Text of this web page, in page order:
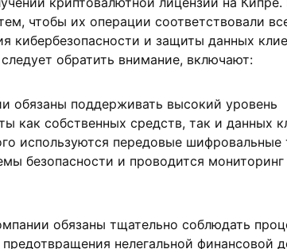
чтобы их операции соответствовали
кибербезопасности и защиты данных
обратить внимание, включают:
обязаны поддерживать высокий уровень
как собственных средств, так и данных
используются передовые шифровальные
безопасности и проводится
обязаны тщательно соблюдать
нелегальной финансовой